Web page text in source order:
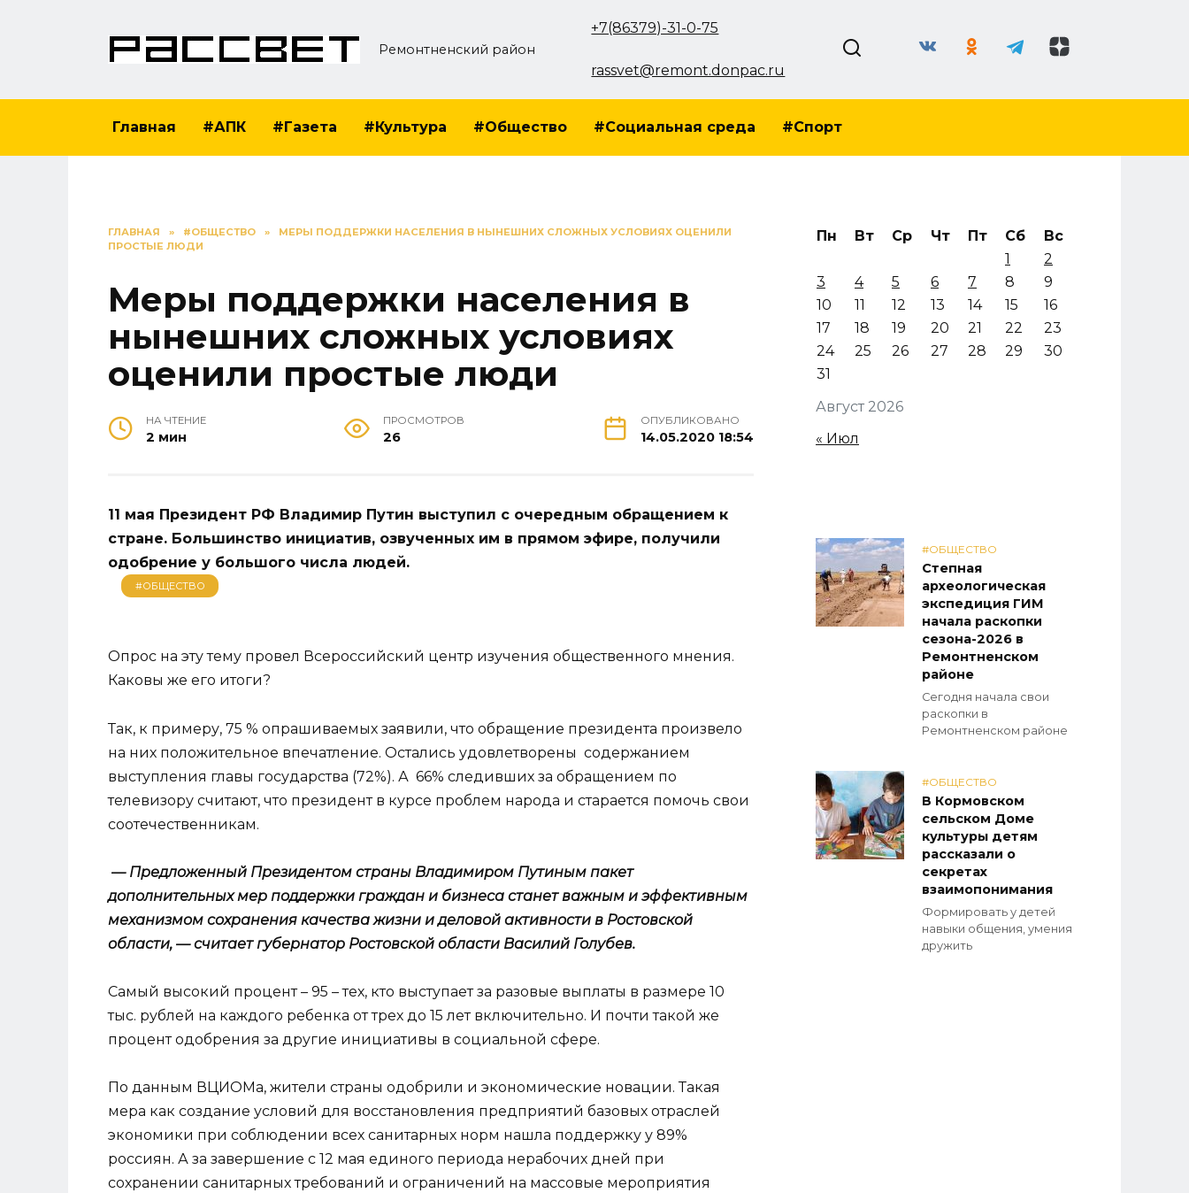
Ремонтненский район
+7(86379)-31-0-75
rassvet@remont.donpac.ru
Главная #АПК #Газета #Культура #Общество #Социальная среда #Спорт
ГЛАВНАЯ » #ОБЩЕСТВО »
МЕРЫ ПОДДЕРЖКИ НАСЕЛЕНИЯ В НЫНЕШНИХ СЛОЖНЫХ УСЛОВИЯХ ОЦЕНИЛИ
ПРОСТЫЕ ЛЮДИ
Меры поддержки населения в
нынешних сложных условиях
оценили простые люди
НА ЧТЕНИЕ
2 мин
ПРОСМОТРОВ
26
ОПУБЛИКОВАНО
14.05.2020 18:54
11 мая Президент РФ Владимир Путин выступил с очередным обращением к
стране. Большинство инициатив, озвученных им в прямом эфире, получили
одобрение у большого числа людей.
#ОБЩЕСТВО
Опрос на эту тему провел Всероссийский центр изучения общественного мнения.
Каковы же его итоги?
Так, к примеру, 75 % опрашиваемых заявили, что обращение президента произвело
на них положительное впечатление. Остались удовлетворены содержанием
выступления главы государства (72%). А 66% следивших за обращением по
телевизору считают, что президент в курсе проблем народа и старается помочь свои
соотечественникам.
— Предложенный Президентом страны Владимиром Путиным пакет
дополнительных мер поддержки граждан и бизнеса станет важным и эффективным
механизмом сохранения качества жизни и деловой активности в Ростовской
области, — считает губернатор Ростовской области Василий Голубев.
Самый высокий процент – 95 – тех, кто выступает за разовые выплаты в размере 10
тыс. рублей на каждого ребенка от трех до 15 лет включительно. И почти такой же
процент одобрения за другие инициативы в социальной сфере.
По данным ВЦИОМа, жители страны одобрили и экономические новации. Такая
мера как создание условий для восстановления предприятий базовых отраслей
экономики при соблюдении всех санитарных норм нашла поддержку у 89%
россиян. А за завершение с 12 мая единого периода нерабочих дней при
сохранении санитарных требований и ограничений на массовые мероприятия
Август 2026
Пн Вт Ср Чт Пт Сб
Вс
1
2
3
4 5 6 7 8
9
10
11 12 13 14 15
16
17
18 19 20 21 22
23
24
25 26 27 28 29
30
31
« Июл
#ОБЩЕСТВО
Степная
археологическая
экспедиция ГИМ
начала раскопки
сезона-2026 в
Ремонтненском
районе
Сегодня начала свои
раскопки в
Ремонтненском районе
#ОБЩЕСТВО
В Кормовском
сельском Доме
культуры детям
рассказали о
секретах
взаимопонимания
Формировать у детей
навыки общения, умения
дружить